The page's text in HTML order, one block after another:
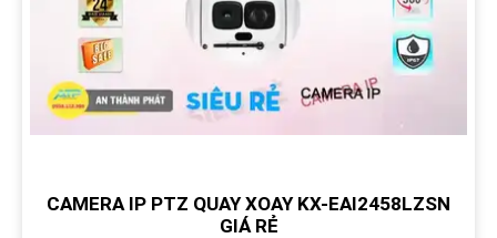
CAMERA IP PTZ QUAY XOAY KX-EAI2458LZSN
GIÁ RẺ